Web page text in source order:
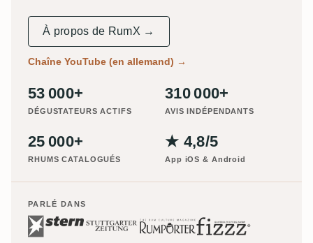
À propos de RumX →
Chaîne YouTube (en allemand) →
53 000+
DÉGUSTATEURS ACTIFS
310 000+
AVIS INDÉPENDANTS
25 000+
RHUMS CATALOGUÉS
★ 4,8/5
App iOS & Android
PARLÉ DANS